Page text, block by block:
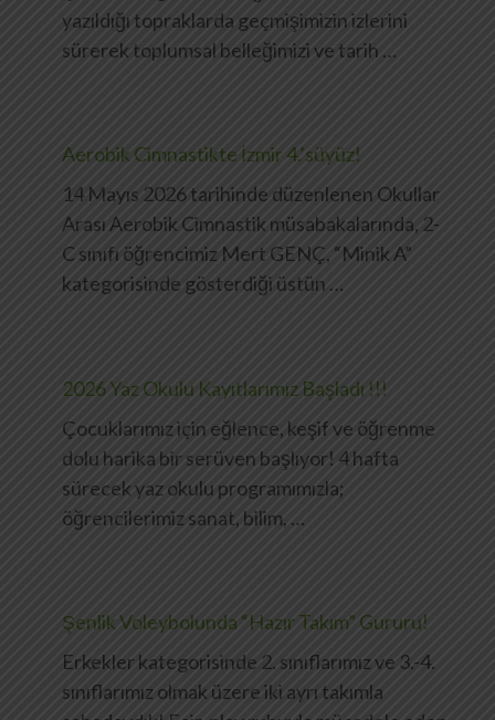
yazıldığı topraklarda geçmişimizin izlerini
sürerek toplumsal belleğimizi ve tarih …
Aerobik Cimnastikte İzmir 4.’süyüz!
14 Mayıs 2026 tarihinde düzenlenen Okullar
Arası Aerobik Cimnastik müsabakalarında, 2-
C sınıfı öğrencimiz Mert GENÇ, “Minik A”
kategorisinde gösterdiği üstün …
2026 Yaz Okulu Kayıtlarımız Başladı !!!
Çocuklarımız için eğlence, keşif ve öğrenme
dolu harika bir serüven başlıyor! 4 hafta
sürecek yaz okulu programımızla;
öğrencilerimiz sanat, bilim, …
Şenlik Voleybolunda “Hazır Takım” Gururu!
Erkekler kategorisinde 2. sınıflarımız ve 3.-4.
sınıflarımız olmak üzere iki ayrı takımla